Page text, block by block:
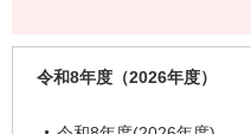
令和8年度（2026年度）